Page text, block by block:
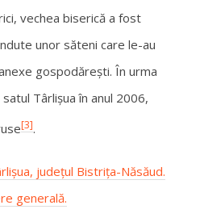
vechea biserică a fost
unor săteni care le-au
gospodărești. În urma
Târlișua în anul 2006,
[3].
judeţul Bistriţa-Năsăud.
generală.